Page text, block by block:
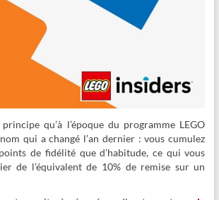
qu’à l’époque du programme LEGO
qui a changé l’an dernier : vous cumulez
de fidélité que d’habitude, ce qui vous
de l’équivalent de 10% de remise sur un